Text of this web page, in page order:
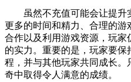
虽然不充值可能会让提升
更多的时间和精力、合理的
合作以及利用游戏资源，玩家
的实力。重要的是，玩家要
程，并与其他玩家共同成长
奇中取得令人满意的成绩。